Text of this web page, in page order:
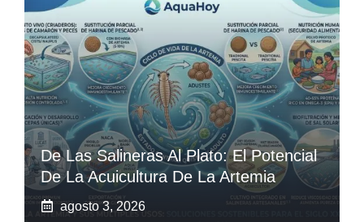
De Las Salineras Al Plato: El Potencial
De La Acuicultura De La Artemia
agosto 3, 2026